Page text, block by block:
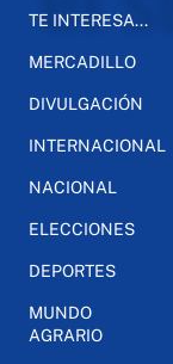
TE INTERESA...
MERCADILLO
DIVULGACIÓN
INTERNACIONAL
NACIONAL
ELECCIONES
DEPORTES
MUNDO
AGRARIO